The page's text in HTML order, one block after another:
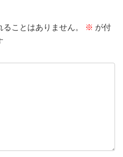
ことはありません。 ※ が付